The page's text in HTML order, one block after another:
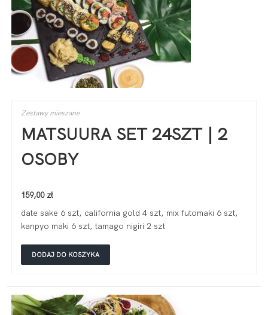
Zestawy mieszane
MATSUURA SET 24SZT | 2
OSOBY
159,00 zł
date sake 6 szt, california gold 4 szt, mix futomaki 6 szt,
kanpyo maki 6 szt, tamago nigiri 2 szt
DODAJ DO KOSZYKA